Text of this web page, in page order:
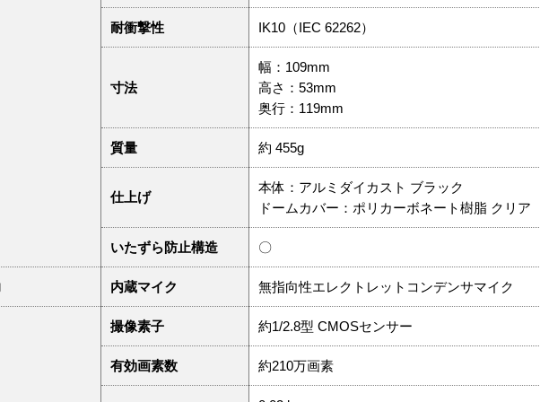
耐衝撃性 IK10（IEC 62262）
寸法
幅：109mm
高さ：53mm
奥行：119mm
質量 約 455g
仕上げ
本体：アルミダイカスト ブラック
ドームカバー：ポリカーボネート樹脂 クリア
いたずら防止構造 〇
内蔵マイク 無指向性エレクトレットコンデンサマイク
撮像素子 約1/2.8型 CMOSセンサー
有効画素数 約210万画素